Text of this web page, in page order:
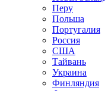
Перу
Польша
Португалия
Россия
США
Тайвань
Украина
Финляндия